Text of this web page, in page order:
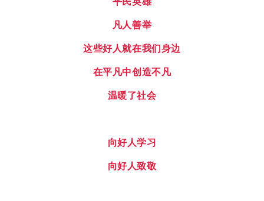
凡人善举
这些好人就在我们身边
在平凡中创造不凡
温暖了社会
向好人学习
向好人致敬